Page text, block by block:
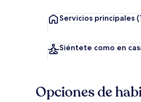
Servicios principales
Siéntete como en
Opciones de